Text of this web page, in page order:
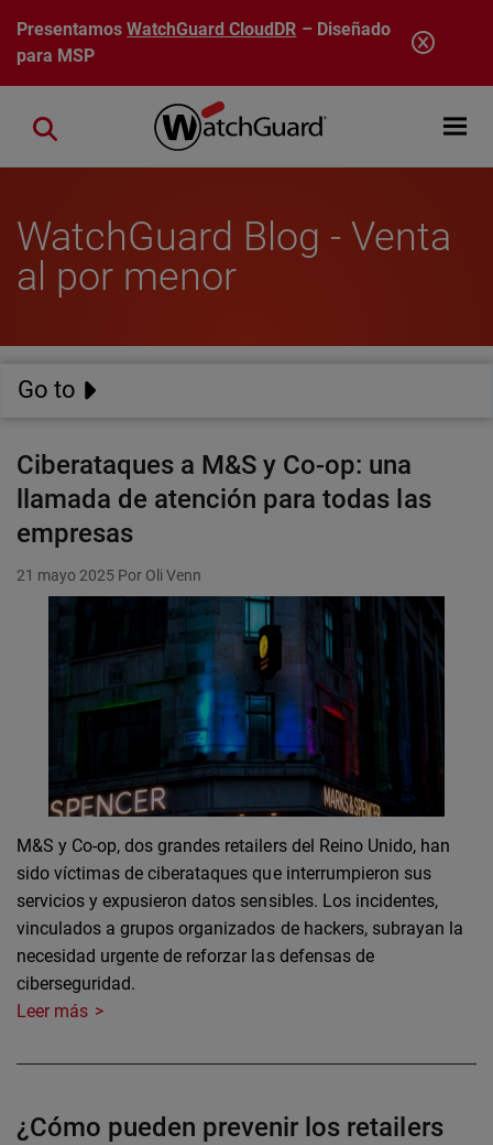
Pasar al contenido principal
PresentamosWatchGuard CloudDR – Diseñado
para MSP
Open
Close search
WatchGuard Blog - Venta
al por menor
Go to
Ciberataques a M&S y Co-op: una
llamada de atención para todas las
empresas
21 mayo 2025 Por Oli Venn
M&S y Co-op, dos grandes retailers del Reino Unido, han
sido víctimas de ciberataques que interrumpieron sus
servicios y expusieron datos sensibles. Los incidentes,
vinculados a grupos organizados de hackers, subrayan la
necesidad urgente de reforzar las defensas de
ciberseguridad.
Leer más
¿Cómo pueden prevenir los retailers